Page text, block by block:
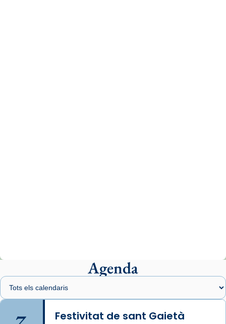
Arquebisbat de Barcelona
2 weeks ago
Memòria de les santes Juliana i
Semproniana, verges i màrtirs.
Agenda
Festivitat de sant Gaietà